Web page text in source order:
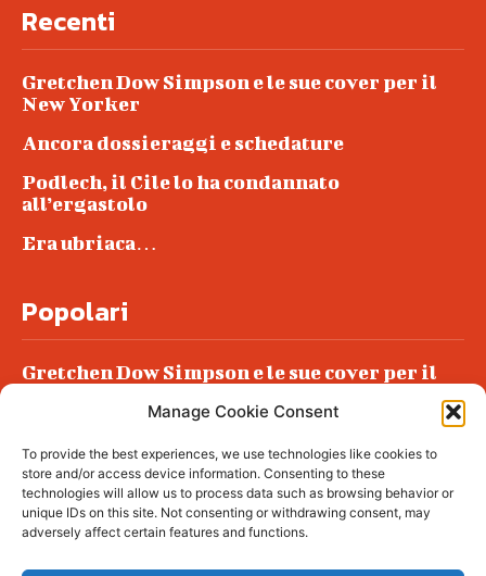
Manage Cookie Consent
To provide the best experiences, we use technologies like cookies to
store and/or access device information. Consenting to these
technologies will allow us to process data such as browsing behavior or
unique IDs on this site. Not consenting or withdrawing consent, may
adversely affect certain features and functions.
Recenti
Gretchen Dow Simpson e le sue cover per il
New Yorker
Ancora dossieraggi e schedature
Podlech, il Cile lo ha condannato
all’ergastolo
Era ubriaca…
Popolari
Gretchen Dow Simpson e le sue cover per il
Podlech, il Cile lo ha condannato
all’ergastolo
Era ubriaca…